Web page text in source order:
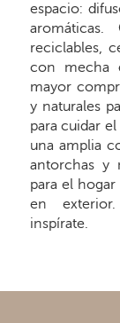
espacio:
reciclables,
con mecha
mayor
y naturales
para cuidar
una amplia
antorchas y
para el
en
inspírate.